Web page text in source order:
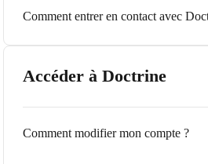
Comment entrer en contact avec
Accéder à Doctrine
Comment modifier mon compte ?